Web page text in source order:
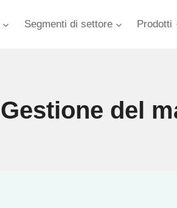
Segmenti di settore Prodotti
Gestione del